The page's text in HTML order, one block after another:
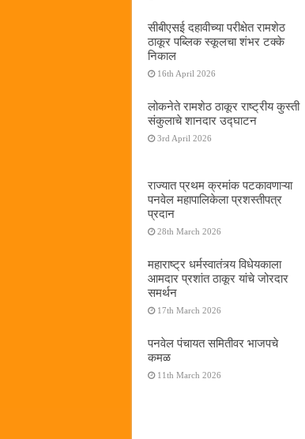
सीबीएसई दहावीच्या परीक्षेत रामशेठ
ठाकूर पब्लिक स्कूलचा शंभर टक्के
निकाल
16th April 2026
लोकनेते रामशेठ ठाकूर राष्ट्रीय कुस्ती
संकुलाचे शानदार उद्घाटन
3rd April 2026
राज्यात प्रथम क्रमांक पटकावणाऱ्या
पनवेल महापालिकेला प्रशस्तीपत्र
प्रदान
28th March 2026
महाराष्ट्र धर्मस्वातंत्र्य विधेयकाला
आमदार प्रशांत ठाकूर यांचे जोरदार
समर्थन
17th March 2026
पनवेल पंचायत समितीवर भाजपचे
कमळ
11th March 2026